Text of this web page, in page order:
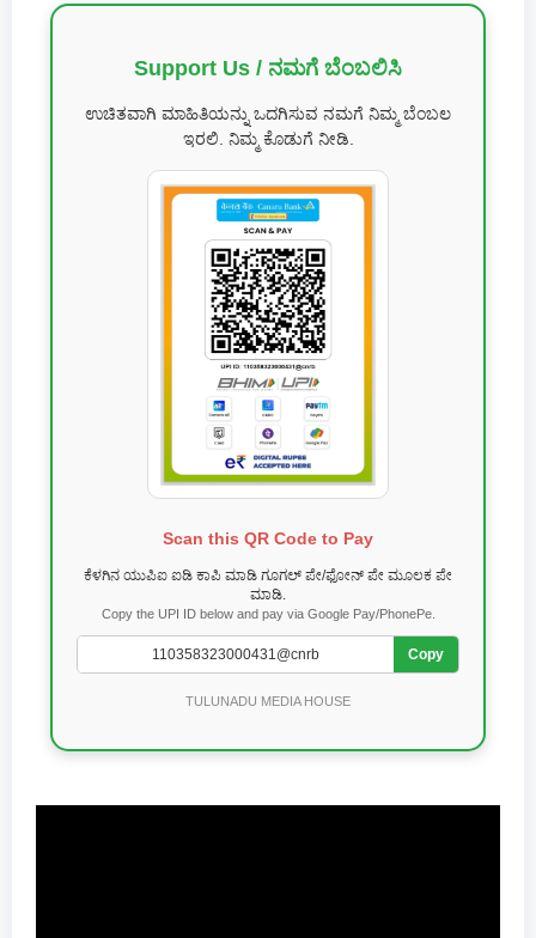
Support Us / ನಮಗೆ ಬೆಂಬಲಿಸಿ
ಉಚಿತವಾಗಿ ಮಾಹಿತಿಯನ್ನು ಒದಗಿಸುವ ನಮಗೆ ನಿಮ್ಮ ಬೆಂಬಲ
ಇರಲಿ. ನಿಮ್ಮ ಕೊಡುಗೆ ನೀಡಿ.
Scan this QR Code to Pay
ಕೆಳಗಿನ ಯುಪಿಐ ಐಡಿ ಕಾಪಿ ಮಾಡಿ ಗೂಗಲ್ ಪೇ/ಫೋನ್ ಪೇ ಮೂಲಕ ಪೇ
ಮಾಡಿ.
Copy the UPI ID below and pay via Google Pay/PhonePe.
Copy
TULUNADU MEDIA HOUSE